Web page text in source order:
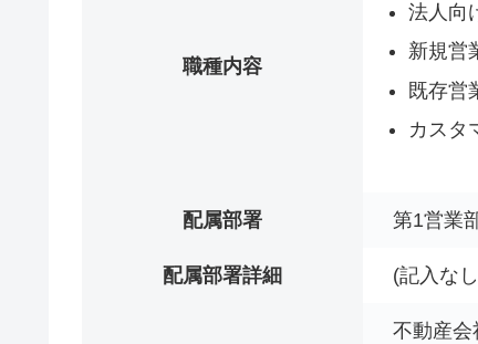
職種内容
法人向
新規営
既存営
カスタ
配属部署 第1営業
配属部署詳細 (記入な
不動産会